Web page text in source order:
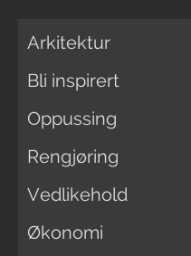
Arkitektur
Bli inspirert
Oppussing
Rengjøring
Vedlikehold
Økonomi